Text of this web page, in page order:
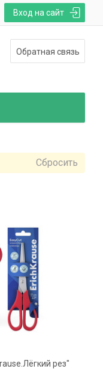
Вход на сайт
Обратная связь
Сбросить
рез"